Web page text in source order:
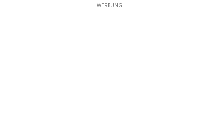
WERBUNG